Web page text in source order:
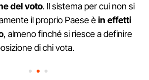
del voto. Il sistema per cui non si
il proprio Paese èin effetti
, almeno finché si riesce a definire
di chi vota.